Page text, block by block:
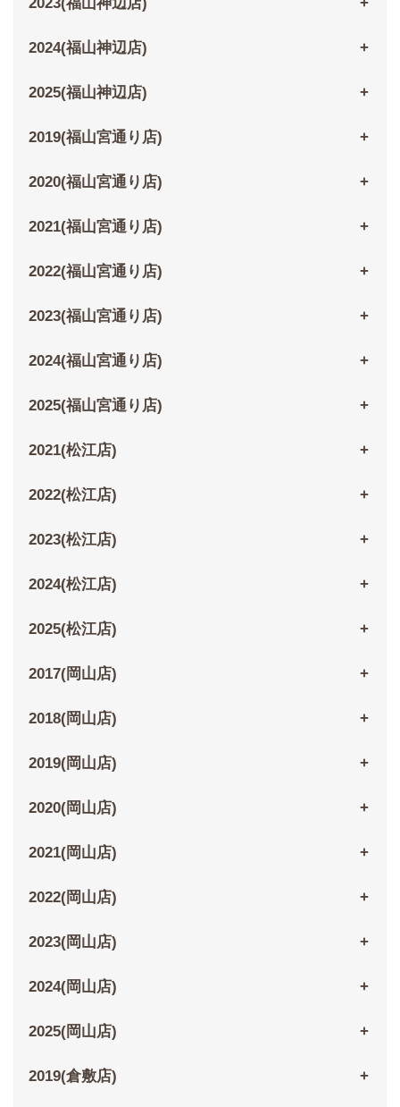
2024(福山神辺店)
2025(福山神辺店)
2019(福山宮通り店)
2020(福山宮通り店)
2021(福山宮通り店)
2022(福山宮通り店)
2023(福山宮通り店)
2024(福山宮通り店)
2025(福山宮通り店)
2021(松江店)
2022(松江店)
2023(松江店)
2024(松江店)
2025(松江店)
2017(岡山店)
2018(岡山店)
2019(岡山店)
2020(岡山店)
2021(岡山店)
2022(岡山店)
2023(岡山店)
2024(岡山店)
2025(岡山店)
2019(倉敷店)